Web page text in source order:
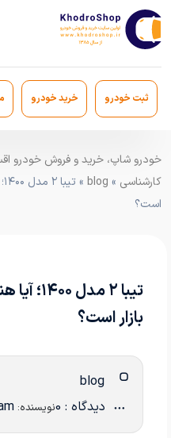
ثبت خودرو خرید خودرو
کارشناسی »
blog
است؟
تیبا ۲
بازار است؟
دیدگاه : 0 نویسنده: